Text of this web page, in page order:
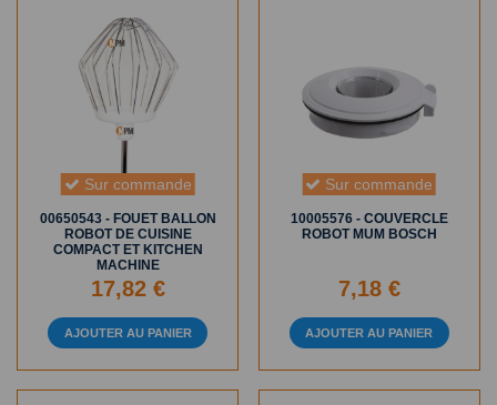
Sur commande
00650543 - FOUET BALLON
ROBOT DE CUISINE
COMPACT ET KITCHEN
MACHINE
17,82 €
AJOUTER AU PANIER
Sur commande
10005576 - COUVERCLE
ROBOT MUM BOSCH
7,18 €
AJOUTER AU PANIER